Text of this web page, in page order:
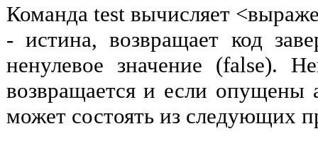
Команда test вычисляет
- истина, возвращает код
ненулевое значение (false).
возвращается и если
может состоять из следующих